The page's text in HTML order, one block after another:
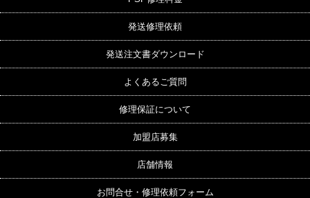
発送修理依頼
発送注文書ダウンロード
よくあるご質問
修理保証について
加盟店募集
店舗情報
お問合せ・修理依頼フォーム